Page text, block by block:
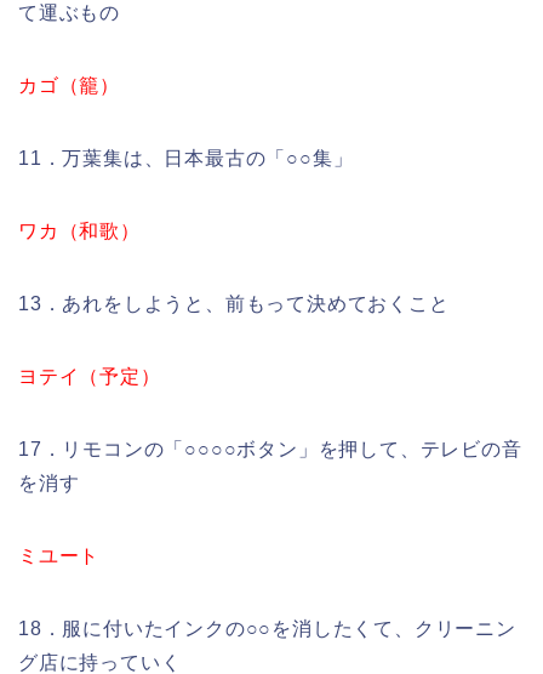
て運ぶもの
カゴ（籠）
11．万葉集は、日本最古の「○○集」
ワカ（和歌）
13．あれをしようと、前もって決めておくこと
ヨテイ（予定）
17．リモコンの「○○○○ボタン」を押して、テレビの音
を消す
ミユート
18．服に付いたインクの○○を消したくて、クリーニン
グ店に持っていく